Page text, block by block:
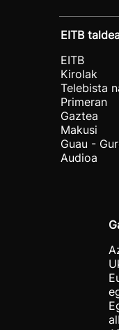
EITB
EITB
Kirolak
Telebista
Primeran
Gaztea
Makusi
Guau -
Audioa